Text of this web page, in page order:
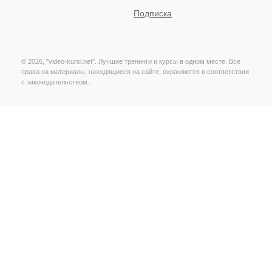
Подписка
© 2026, "video-kursi.net". Лучшие тренинги и курсы в одном месте. Все
права на материалы, находящиеся на сайте, охраняются в соответствии
с законодательством..